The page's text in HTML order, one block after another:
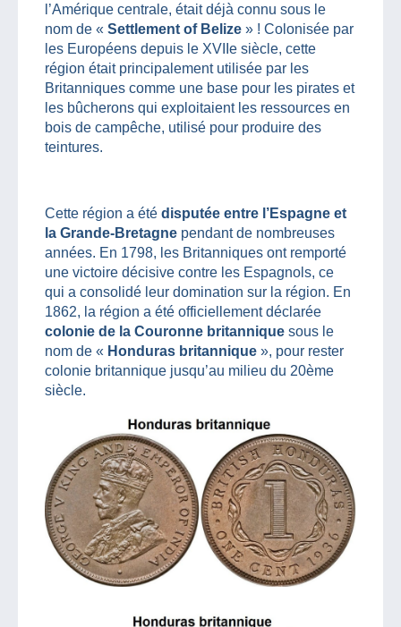
l’Amérique centrale, était déjà connu sous le
nom de « Settlement of Belize » ! Colonisée par
les Européens depuis le XVIIe siècle, cette
région était principalement utilisée par les
Britanniques comme une base pour les pirates et
les bûcherons qui exploitaient les ressources en
bois de campêche, utilisé pour produire des
teintures.
Cette région a été disputée entre l’Espagne et
la Grande-Bretagne pendant de nombreuses
années. En 1798, les Britanniques ont remporté
une victoire décisive contre les Espagnols, ce
qui a consolidé leur domination sur la région. En
1862, la région a été officiellement déclarée
colonie de la Couronne britannique sous le
nom de « Honduras britannique », pour rester
colonie britannique jusqu’au milieu du 20ème
siècle.